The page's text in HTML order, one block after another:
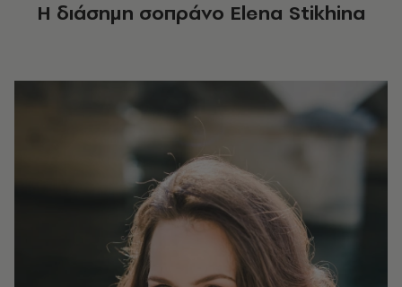
Η διάσημη σοπράνο Elena Stikhina